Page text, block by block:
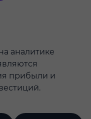
аналитике
прибыли и